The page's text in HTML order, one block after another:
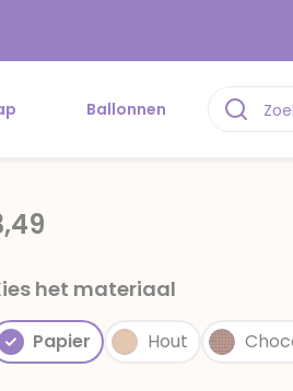
Ballonnen
het materiaal
Papier Hout